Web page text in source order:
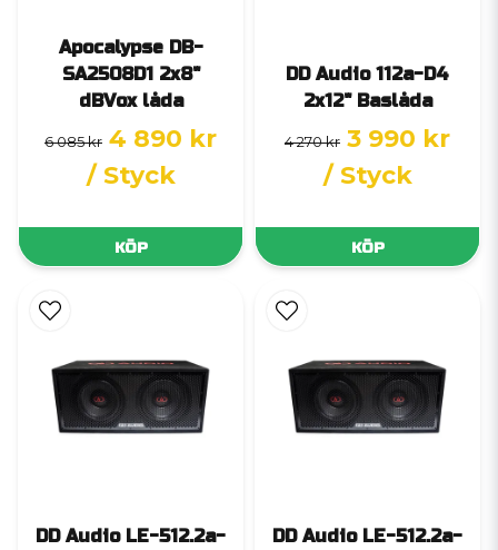
Apocalypse DB-
SA2508D1 2x8"
dBVox låda
6 085 kr 4 890 kr
/ Styck
KÖP
DD Audio 112a-D4
2x12" Baslåda
4 270 kr 3 990 kr
/ Styck
KÖP
DD Audio LE-512.2a-
DD Audio LE-512.2a-